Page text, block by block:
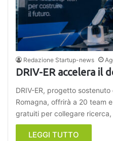
Redazione Startup-news
DRIV-ER accelera il
DRIV-ER, progetto
Romagna, offrirà a 20 team
gratuiti per collegare
LEGGI TUTTO